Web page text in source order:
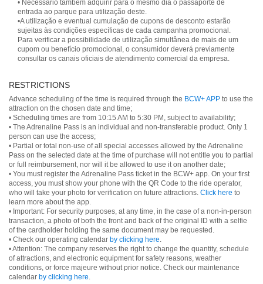
• Necessário também adquirir para o mesmo dia o passaporte de
entrada ao parque para utilização deste.
•A utilização e eventual cumulação de cupons de desconto estarão
sujeitas às condições específicas de cada campanha promocional.
Para verificar a possibilidade de utilização simultânea de mais de um
cupom ou benefício promocional, o consumidor deverá previamente
consultar os canais oficiais de atendimento comercial da empresa.
RESTRICTIONS
Advance scheduling of the time is required through the BCW+ APP to use the
attraction on the chosen date and time;
• Scheduling times are from 10:15 AM to 5:30 PM, subject to availability;
• The Adrenaline Pass is an individual and non-transferable product. Only 1
person can use the access;
• Partial or total non-use of all special accesses allowed by the Adrenaline
Pass on the selected date at the time of purchase will not entitle you to partial
or full reimbursement, nor will it be allowed to use it on another date;
• You must register the Adrenaline Pass ticket in the BCW+ app. On your first
access, you must show your phone with the QR Code to the ride operator,
who will take your photo for verification on future attractions. Click here to
learn more about the app.
• Important: For security purposes, at any time, in the case of a non-in-person
transaction, a photo of both the front and back of the original ID with a selfie
of the cardholder holding the same document may be requested.
• Check our operating calendar by clicking here.
• Attention: The company reserves the right to change the quantity, schedule
of attractions, and electronic equipment for safety reasons, weather
conditions, or force majeure without prior notice. Check our maintenance
calendar by clicking here.